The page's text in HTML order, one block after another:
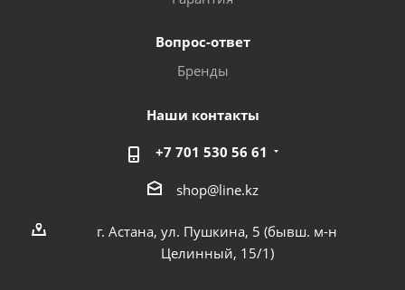
Вопрос-ответ
Бренды
Наши контакты
+7 701 530 56 61
shop@line.kz
г. Астана, ул. Пушкина, 5 (бывш. м-н
Целинный, 15/1)